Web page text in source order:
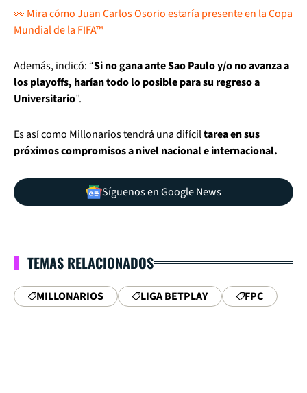
👀 Mira cómo Juan Carlos Osorio estaría presente en la Copa
Mundial de la FIFA™
Además, indicó: “Si no gana ante Sao Paulo y/o no avanza a
los playoffs, harían todo lo posible para su regreso a
Universitario”.
Es así como Millonarios tendrá una difíciltarea en sus
próximos compromisos a nivel nacional e internacional.
Síguenos en Google News
TEMAS RELACIONADOS
MILLONARIOS LIGA BETPLAY FPC